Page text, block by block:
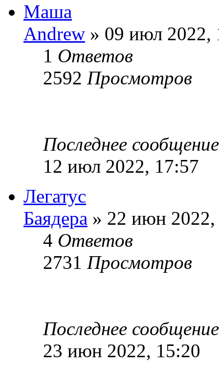
Маша
Andrew » 09 июл 2022,
1 Ответов
2592 Просмотров
Последнее
12 июл 2022, 17:57
Легатус
Баядера » 22 июн 2022,
4 Ответов
2731 Просмотров
Последнее
23 июн 2022, 15:20